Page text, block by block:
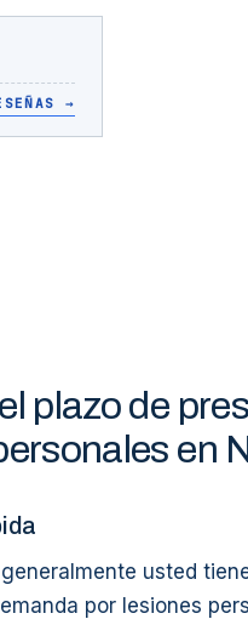
→
plazo de
en
generalmente usted
por lesiones